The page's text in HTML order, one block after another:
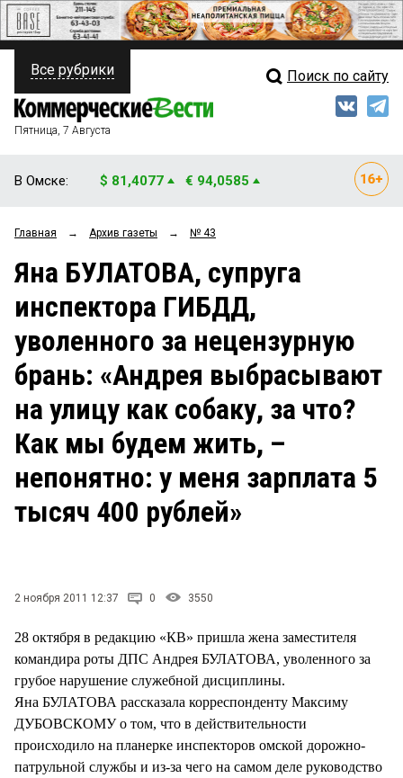
ПОЛИТИКА
ФИНАНСЫ
ОБЩЕСТВО
ЗАКОН
НОВОСТИ КОМПАНИЙ
ПРОИСШЕСТВИЯ
СТИЛЬ ЖИЗНИ
Свежий выпуск
Рейтинги
Блоги
Архив
Все рубрики Поиск по сайту
Пятница, 7 Августа
В Омске: $ 81,4077 € 94,0585
Главная → Архив газеты → № 43
Яна БУЛАТОВА, супруга
инспектора ГИБДД,
уволенного за нецензурную
брань: «Андрея выбрасывают
на улицу как собаку, за что?
Как мы будем жить, –
непонятно: у меня зарплата 5
тысяч 400 рублей»
2 ноября 2011 12:37 0 3550
28 октября в редакцию «КВ» пришла жена заместителя
командира роты ДПС Андрея БУЛАТОВА, уволенного за
грубое нарушение служебной дисциплины.
Яна БУЛАТОВА рассказала корреспонденту Максиму
ДУБОВСКОМУ о том, что в действительности
происходило на планерке инспекторов омской дорожно-
патрульной службы и из-за чего на самом деле руководство